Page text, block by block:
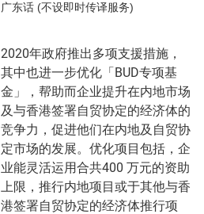
广东话 (不设即时传译服务)
2020年政府推出多项支援措施，
其中也进一步优化「BUD专项基
金」，帮助而企业提升在内地市场
及与香港签署自贸协定的经济体的
竞争力，促进他们在内地及自贸协
定市场的发展。优化项目包括，企
业能灵活运用合共400 万元的资助
上限，推行内地项目或于其他与香
港签署自贸协定的经济体推行项